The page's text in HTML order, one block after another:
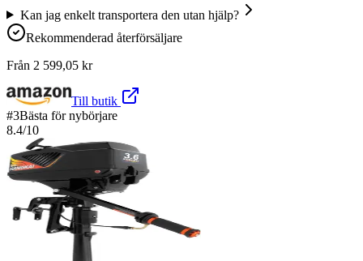
Kan jag enkelt transportera den utan hjälp?
Rekommenderad återförsäljare
Från 2 599,05 kr
Till butik
#3Bästa för nybörjare
8.4/10